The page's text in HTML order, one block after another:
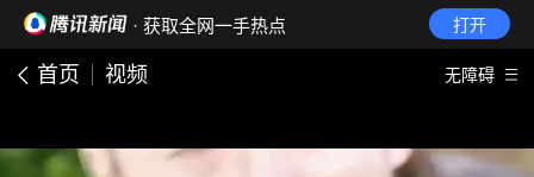
· 获取全网一手热点 打开
首页 视频 无障碍